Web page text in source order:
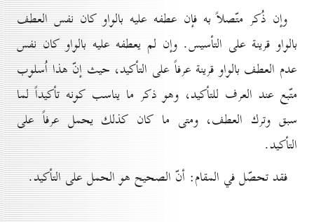
وإن ذُكر متّصلاً به فإن عطفه عليه بالواو كان نفس العطف
بالواو قرينة على التأسيس. وإن لم يعطفه عليه بالواو كان نفس
عدم العطف بالواو قرينة عرفاً على التأكيد، حيث إنّ هذا اُسلوب
متّبع عند العرف للتأكيد، وهو ذكر ما يناسب كونه تأكيداً لما
سبق وترك العطف، ومتى ما كان كذلك يحمل عرفاً على
التأكيد.
فقد تحصّل في المقام: أنّ الصحيح هو الحمل على التأكيد.